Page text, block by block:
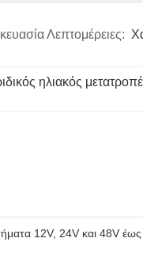
Λεπτομέρειες:
ηλιακός
12V, 24V και 48V